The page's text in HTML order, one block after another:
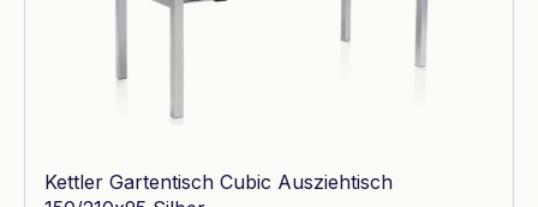
Kettler Gartentisch Cubic Ausziehtisch